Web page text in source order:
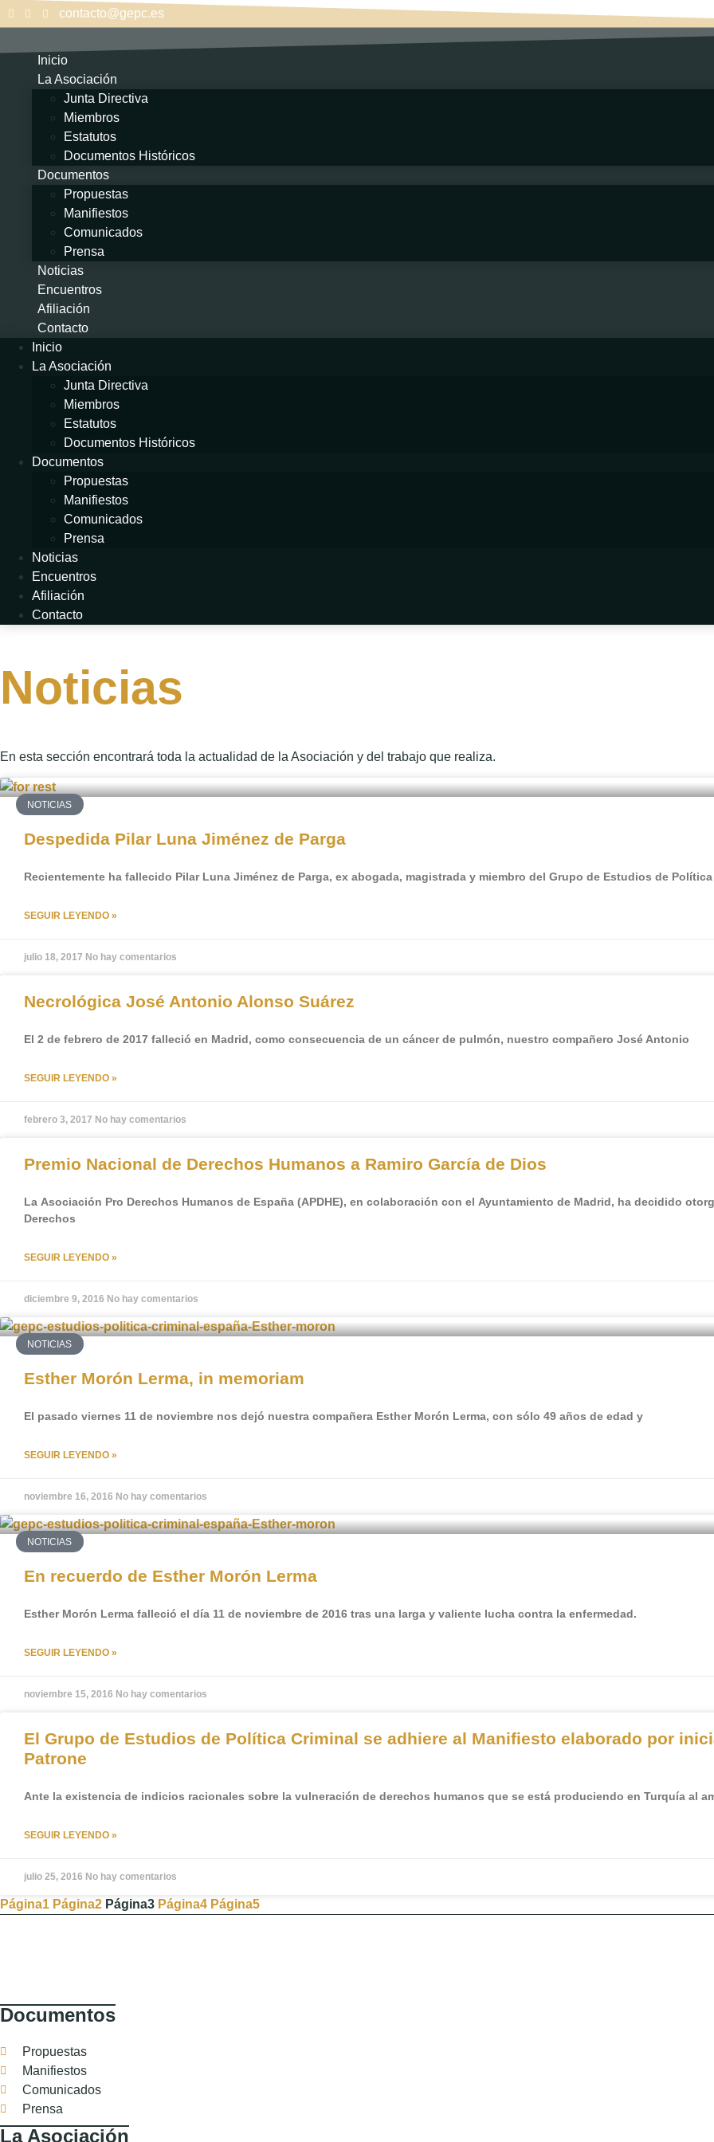
contacto@gepc.es
Inicio
La Asociación
Junta Directiva
Miembros
Estatutos
Documentos Históricos
Documentos
Propuestas
Manifiestos
Comunicados
Prensa
Noticias
Encuentros
Afiliación
Contacto
Inicio
La Asociación
Junta Directiva
Miembros
Estatutos
Documentos Históricos
Documentos
Propuestas
Manifiestos
Comunicados
Prensa
Noticias
Encuentros
Afiliación
Contacto
Noticias
En esta sección encontrará toda la actualidad de la Asociación y del trabajo que realiza.
NOTICIAS
Despedida Pilar Luna Jiménez de Parga
Recientemente ha fallecido Pilar Luna Jiménez de Parga, ex abogada, magistrada y miembro del Grupo de Estudios de
SEGUIR LEYENDO »
julio 18, 2017 No hay comentarios
Necrológica José Antonio Alonso Suárez
El 2 de febrero de 2017 falleció en Madrid, como consecuencia de un cáncer de pulmón, nuestro compañero José Antonio
SEGUIR LEYENDO »
febrero 3, 2017 No hay comentarios
Premio Nacional de Derechos Humanos a Ramiro García de Dios
La Asociación Pro Derechos Humanos de España (APDHE), en colaboración con el Ayuntamiento de Madrid, ha decidido
Derechos
SEGUIR LEYENDO »
diciembre 9, 2016 No hay comentarios
NOTICIAS
Esther Morón Lerma, in memoriam
El pasado viernes 11 de noviembre nos dejó nuestra compañera Esther Morón Lerma, con sólo 49 años de edad y
SEGUIR LEYENDO »
noviembre 16, 2016 No hay comentarios
NOTICIAS
En recuerdo de Esther Morón Lerma
Esther Morón Lerma falleció el día 11 de noviembre de 2016 tras una larga y valiente lucha contra la enfermedad.
SEGUIR LEYENDO »
noviembre 15, 2016 No hay comentarios
El Grupo de Estudios de Política Criminal se adhiere al Manifiesto elaborado por
Patrone
Ante la existencia de indicios racionales sobre la vulneración de derechos humanos que se está produciendo en Turquía al
SEGUIR LEYENDO »
julio 25, 2016 No hay comentarios
Página1 Página2 Página3 Página4 Página5
Documentos
Propuestas
Manifiestos
Comunicados
Prensa
La Asociación